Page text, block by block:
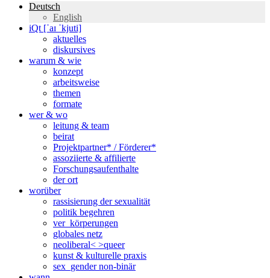
Deutsch
English
iQt [ˈaɪ ˈkjuti]
aktuelles
diskursives
warum & wie
konzept
arbeitsweise
themen
formate
wer & wo
leitung & team
beirat
Projektpartner* / Förderer*
assoziierte & affilierte
Forschungsaufenthalte
der ort
worüber
rassisierung der sexualität
politik begehren
ver_körperungen
globales netz
neoliberal< >queer
kunst & kulturelle praxis
sex_gender non-binär